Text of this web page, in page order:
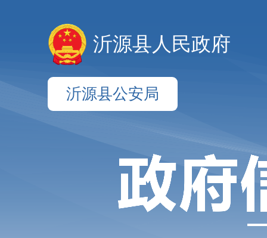
沂源县人民政府
沂源县公安局